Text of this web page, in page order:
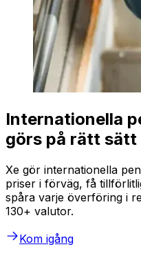
Internationella
görs på rätt sätt
Xe gör internationella
priser i förväg, få
spåra varje överföring i
130+ valutor.
Kom igång